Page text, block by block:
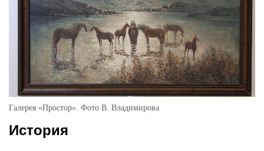
Галерея «Простор». Фото В. Владимирова
История